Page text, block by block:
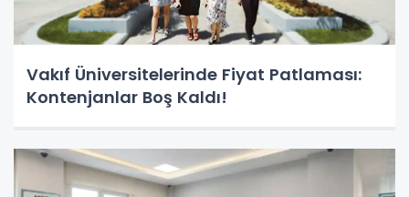
Vakıf Üniversitelerinde Fiyat Patlaması:
Kontenjanlar Boş Kaldı!